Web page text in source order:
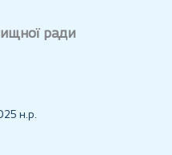
ради
н.р.